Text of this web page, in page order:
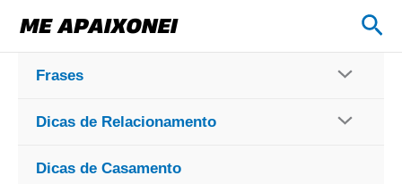
para
conteúdo
Frases
Dicas de Relacionamento
Dicas de Casamento